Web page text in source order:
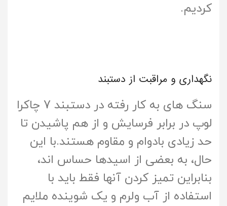
کردیم.
نگهداری و مراقبت از دستبند
سنگ های به کار رفته در دستبند 7 چاکرا
لوپ در برابر فرسایش و از هم پاشیدن تا
حد زیادی بادوام و مقاوم هستند.با این
حال، به بعضی از اسیدها حساس اند،
بنابراین تمیز کردن آنها فقط باید با
استفاده از آب ولرم و یک شوینده ملایم